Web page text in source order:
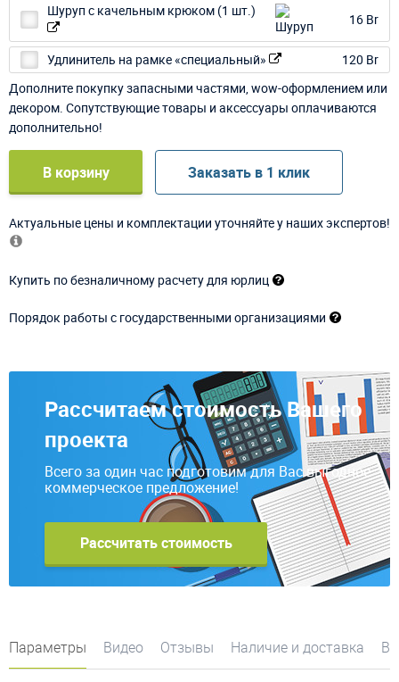
Шуруп с качельным крюком (1 шт.)
16 Br
Удлинитель на рамке «специальный»
120 Br
Дополните покупку запасными частями, wow-оформлением или
декором. Сопутствующие товары и аксессуары оплачиваются
дополнительно!
В корзину Заказать в 1 клик
Актуальные цены и комплектации уточняйте у наших экспертов!
Купить по безналичному расчету для юрлиц
Порядок работы с государственными организациями
Рассчитаем стоимость Вашего
проекта
Всего за один час подготовим для Вас выгодное
коммерческое предложение!
Рассчитать стоимость
Параметры Видео Отзывы Наличие и доставка